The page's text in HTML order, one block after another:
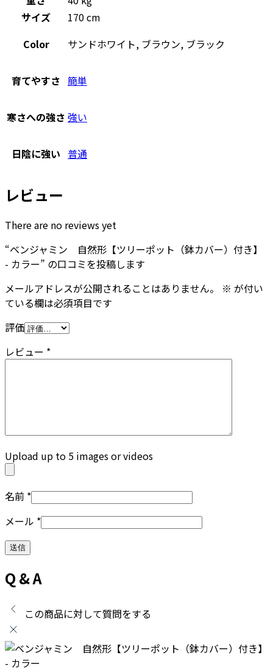
サイズ
170 cm
Color
サンドホワイト, ブラウン, ブラック
育てやすさ 簡単
寒さへの強さ 強い
日陰に強い 普通
レビュー
There are no reviews yet
“ベンジャミン 自然形【ツリーポット（鉢カバー）付き】
- カラー” の口コミを投稿します
メールアドレスが公開されることはありません。
※ が付い
ている欄は必須項目です
評価
レビュー *
Upload up to 5 images or videos
名前 *
メール *
Q & A
この商品に対して質問をする